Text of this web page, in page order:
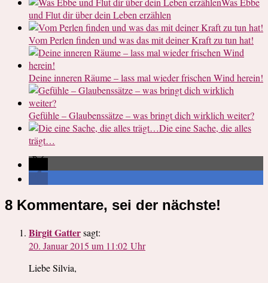
und Flut dir über dein Leben erzählen
Vom Perlen finden und was das mit deiner Kraft zu tun hat!
Deine inneren Räume – lass mal wieder frischen Wind herein!
Gefühle – Glaubenssätze – was bringt dich wirklich weiter?
Die eine Sache, die alles
trägt…
8 Kommentare, sei der nächste!
Birgit Gattersagt:
20. Januar 2015 um 11:02 Uhr
Liebe Silvia,